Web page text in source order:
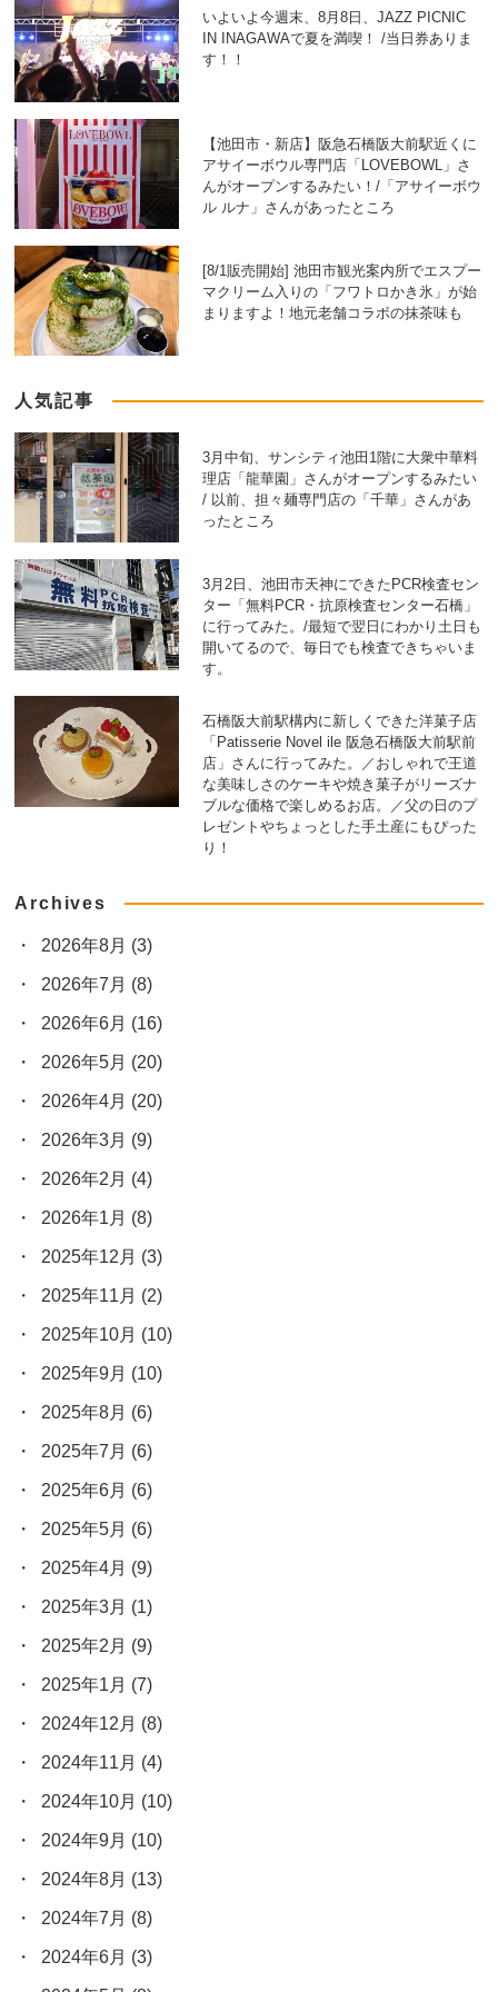
いよいよ今週末、8月8日、JAZZ PICNIC
IN INAGAWAで夏を満喫！ /当日券ありま
す！！
【池田市・新店】阪急石橋阪大前駅近くに
アサイーボウル専門店「LOVEBOWL」さ
んがオープンするみたい！/「アサイーボウ
ル ルナ」さんがあったところ
[8/1販売開始] 池田市観光案内所でエスプー
マクリーム入りの「フワトロかき氷」が始
まりますよ！地元老舗コラボの抹茶味も
人気記事
3月中旬、サンシティ池田1階に大衆中華料
理店「龍華園」さんがオープンするみたい
/ 以前、担々麺専門店の「千華」さんがあ
ったところ
3月2日、池田市天神にできたPCR検査セン
ター「無料PCR・抗原検査センター石橋」
に行ってみた。/最短で翌日にわかり土日も
開いてるので、毎日でも検査できちゃいま
す。
石橋阪大前駅構内に新しくできた洋菓子店
「Patisserie Novel ile 阪急石橋阪大前駅前
店」さんに行ってみた。／おしゃれで王道
な美味しさのケーキや焼き菓子がリーズナ
ブルな価格で楽しめるお店。／父の日のプ
レゼントやちょっとした手土産にもぴった
り！
Archives
2026年8月 (3)
2026年7月 (8)
2026年6月 (16)
2026年5月 (20)
2026年4月 (20)
2026年3月 (9)
2026年2月 (4)
2026年1月 (8)
2025年12月 (3)
2025年11月 (2)
2025年10月 (10)
2025年9月 (10)
2025年8月 (6)
2025年7月 (6)
2025年6月 (6)
2025年5月 (6)
2025年4月 (9)
2025年3月 (1)
2025年2月 (9)
2025年1月 (7)
2024年12月 (8)
2024年11月 (4)
2024年10月 (10)
2024年9月 (10)
2024年8月 (13)
2024年7月 (8)
2024年6月 (3)